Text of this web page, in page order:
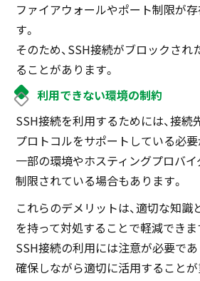
ファイアウォールやポート制限が
す。
そのため、SSH接続がブロックされ
ることがあります。
利用できない環境の制約
SSH接続を利用するためには、接続
プロトコルをサポートしている必要
一部の環境やホスティングプロバ
制限されている場合もあります。
これらのデメリットは、適切な知識
を持って対処することで軽減できま
SSH接続の利用には注意が必要であ
確保しながら適切に活用することが